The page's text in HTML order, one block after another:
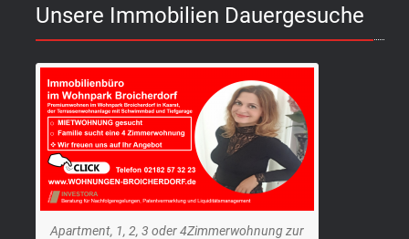
Unsere Immobilien Dauergesuche
Apartment, 1, 2, 3 oder 4Zimmerwohnung zur